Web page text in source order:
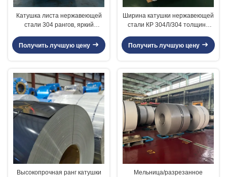
Катушка листа нержавеющей
стали 304 рангов, яркий
холоднокатаной стали
Получить лучшую цену
Ширина катушки нержавеющей
стали КР 304Л/304 толщина
Получить лучшую цену
Высокопрочная ранг катушки
Мельница/разрезанное